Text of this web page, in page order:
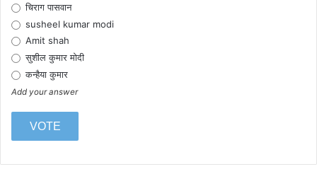
चिराग पासवान
susheel kumar modi
Amit shah
सुशील कुमार मोदी
कन्हैया कुमार
Add your answer